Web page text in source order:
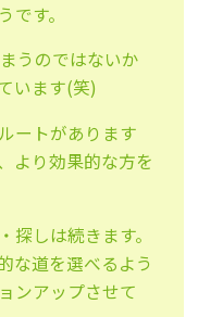
す。
うのではないか
います(笑)
ートがあります
より効果的な方を
探しは続きます。
な道を選べるよう
ンアップさせて